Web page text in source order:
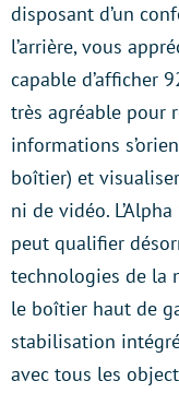
disposant d’un
l’arrière, vous
capable d’afficher
très agréable pour
informations
boîtier) et
ni de vidéo.
peut qualifier
technologies de la
le boîtier haut de
stabilisation
avec tous les